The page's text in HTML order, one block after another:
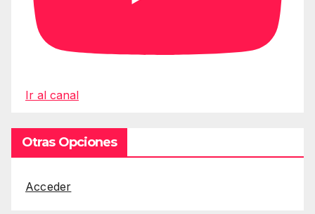
Ir al canal
Otras Opciones
Acceder